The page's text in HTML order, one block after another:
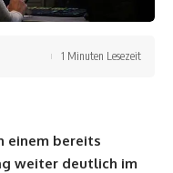
1 Minuten Lesezeit
einem bereits
weiter deutlich im